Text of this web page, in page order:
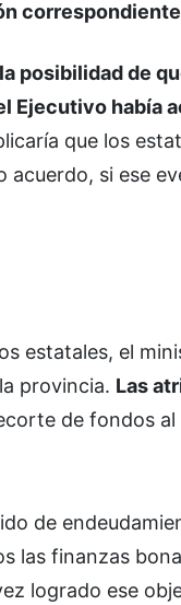
la posibilidad de
Ejecutivo había
que los
si ese
estatales, el
provincia. Las
de fondos
de
las finanzas
logrado ese